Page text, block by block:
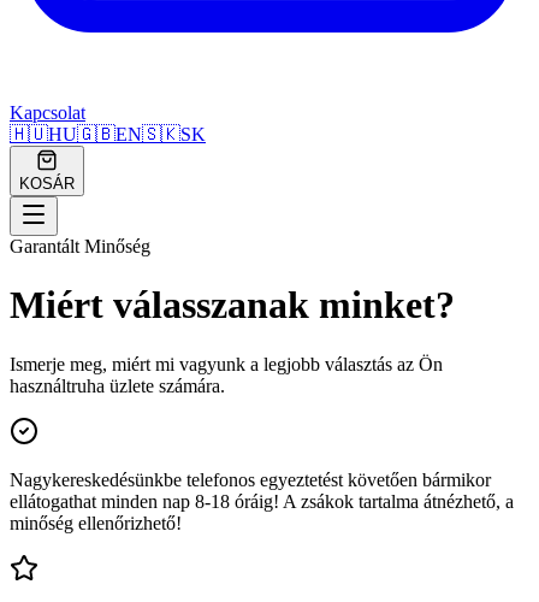
Kapcsolat
🇭🇺HU🇬🇧EN🇸🇰SK
KOSÁR
Garantált Minőség
Miért válasszanak minket?
Ismerje meg, miért mi vagyunk a legjobb választás az Ön
használtruha üzlete számára.
Nagykereskedésünkbe telefonos egyeztetést követően bármikor
ellátogathat minden nap 8-18 óráig! A zsákok tartalma átnézhető, a
minőség ellenőrizhető!